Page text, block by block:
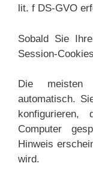
lit. f DS-GVO
Sobald Sie
Session-
Die meisten
automatisch.
Computer
Hinweis
wird.